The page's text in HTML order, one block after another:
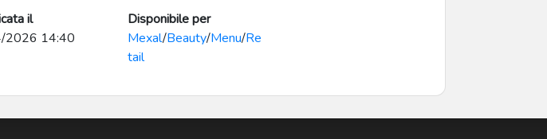
il
2026 14:40
Disponibile per
Mexal/Beauty/Menu/Re
tail